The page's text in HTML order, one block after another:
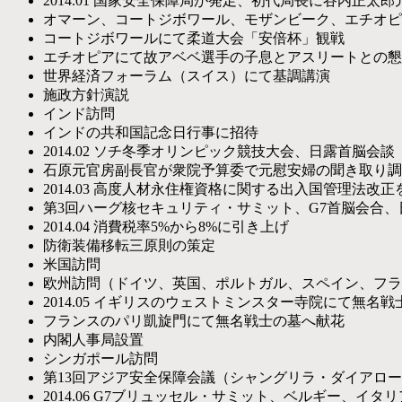
オマーン、コートジボワール、モザンビーク、エチオ
コートジボワールにて柔道大会「安倍杯」観戦
エチオピアにて故アベベ選手の子息とアスリートとの
世界経済フォーラム（スイス）にて基調講演
施政方針演説
インド訪問
インドの共和国記念日行事に招待
2014.02 ソチ冬季オリンピック競技大会、日露首脳会談
石原元官房副長官が衆院予算委で元慰安婦の聞き取り
2014.03 高度人材永住権資格に関する出入国管理法改正
第3回ハーグ核セキュリティ・サミット、G7首脳会合
2014.04 消費税率5%から8%に引き上げ
防衛装備移転三原則の策定
米国訪問
欧州訪問（ドイツ、英国、ポルトガル、スペイン、フ
2014.05 イギリスのウェストミンスター寺院にて無名戦
フランスのパリ凱旋門にて無名戦士の墓へ献花
内閣人事局設置
シンガポール訪問
第13回アジア安全保障会議（シャングリラ・ダイアロ
2014.06 G7ブリュッセル・サミット、ベルギー、イタリ